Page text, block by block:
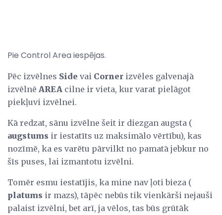
Pie Control Area iespējas.
Pēc izvēlnes Side vai Corner izvēles galvenajā
izvēlnē AREA cilne ir vieta, kur varat pielāgot
piekļuvi izvēlnei.
Kā redzat, sānu izvēlne šeit ir diezgan augsta (
augstums ir iestatīts uz maksimālo vērtību), kas
nozīmē, ka es varētu pārvilkt no pamatā jebkur no
šīs puses, lai izmantotu izvēlni.
Tomēr esmu iestatījis, ka mine nav ļoti bieza (
platums ir mazs), tāpēc nebūs tik vienkārši nejauši
palaist izvēlni, bet arī, ja vēlos, tas būs grūtāk